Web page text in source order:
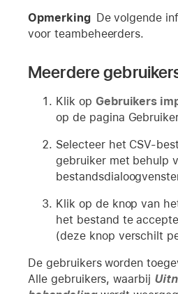
Opmerking De volgende
voor teambeheerders.
Meerdere
Klik op Gebruikers
op de pagina
Selecteer het CSV-
gebruiker met behulp
Klik op de knop van
het bestand te
(deze knop verschilt
De gebruikers worden
Alle gebruikers, waarbij